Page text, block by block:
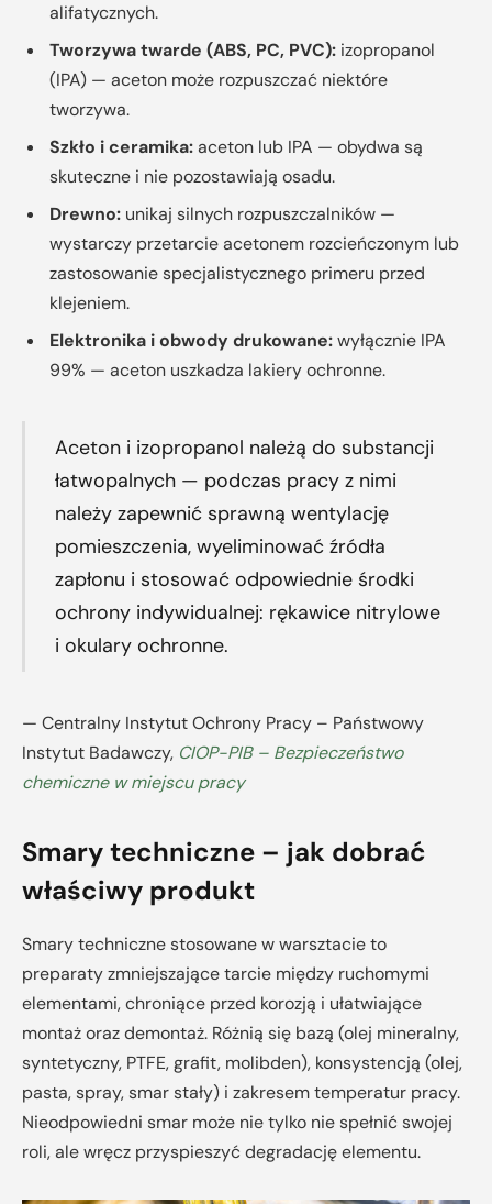
alifatycznych.
Tworzywa twarde (ABS, PC, PVC): izopropanol
(IPA) — aceton może rozpuszczać niektóre
tworzywa.
Szkło i ceramika:aceton lub IPA — obydwa są
skuteczne i nie pozostawiają osadu.
Drewno: unikaj silnych rozpuszczalników —
wystarczy przetarcie acetonem rozcieńczonym lub
zastosowanie specjalistycznego primeru przed
klejeniem.
Elektronika i obwody drukowane:wyłącznie IPA
99% — aceton uszkadza lakiery ochronne.
Aceton i izopropanol należą do substancji
łatwopalnych — podczas pracy z nimi
należy zapewnić sprawną wentylację
pomieszczenia, wyeliminować źródła
zapłonu i stosować odpowiednie środki
ochrony indywidualnej: rękawice nitrylowe
i okulary ochronne.
— Centralny Instytut Ochrony Pracy – Państwowy
Instytut Badawczy, CIOP-PIB – Bezpieczeństwo
chemiczne w miejscu pracy
Smary techniczne – jak dobrać
właściwy produkt
Smary techniczne stosowane w warsztacie to
preparaty zmniejszające tarcie między ruchomymi
elementami, chroniące przed korozją i ułatwiające
montaż oraz demontaż. Różnią się bazą (olej mineralny,
syntetyczny, PTFE, grafit, molibden), konsystencją (olej,
pasta, spray, smar stały) i zakresem temperatur pracy.
Nieodpowiedni smar może nie tylko nie spełnić swojej
roli, ale wręcz przyspieszyć degradację elementu.